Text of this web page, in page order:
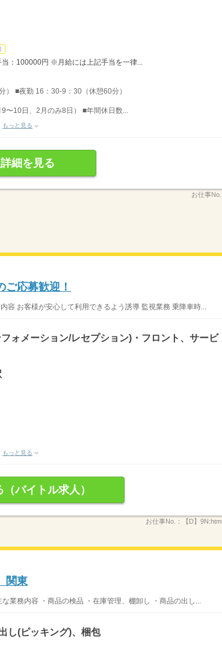
当：100000円 ※月給には上記手当を一律...
■夜勤 16：30-9：30（休憩60分）
〜10日、2月のみ8日） ■年間休日数...
もっと見る
細を見る
お仕事No.
応募歓迎！
お客様が安心して利用できるよう誘導 監視業務 乗降車時...
ォメーション/レセプション)・フロント、サービ
もっと見る
バイトル求人）
お仕事No.： 【D】
関東
業務内容 ・商品の検品 ・在庫管理、棚卸し ・商品の出し...
し(ピッキング)、梱包